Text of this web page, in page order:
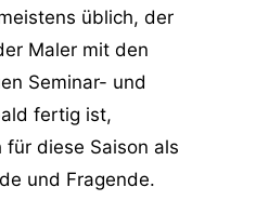
üblich, der
Maler mit den
Seminar- und
fertig ist,
diese Saison als
und Fragende.